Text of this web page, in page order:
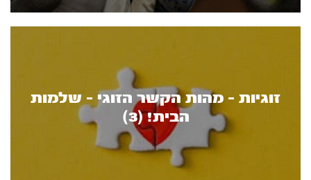
זוגיות - מהות הקשר הזוגי - שלמות
הבית! (3)